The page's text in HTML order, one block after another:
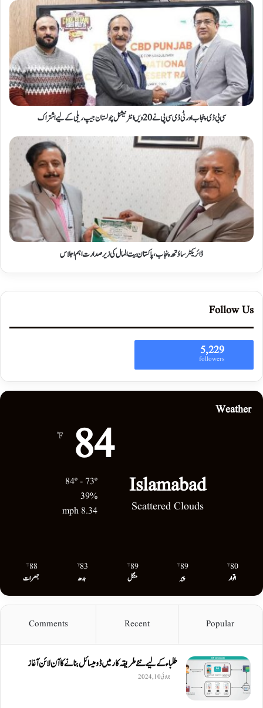
سی بی ڈی پنجاب اور ٹی ڈی سی پی نے 20ویں انٹرنیشنل چولستان جیپ ریلی کے لیے اشتراک
ڈائریکٹر ساؤتھ پنجاب، پاکستان بیت المال کی زیر صدارت اہم اجلاس
Follow Us
5,229
followers
Weather
Islamabad
Scattered Clouds
84
℉
39%
8.34 mph
80
℉
اتوار
89
℉
پیر
89
℉
منگل
83
℉
بدھ
88
℉
جمعرات
Popular
Recent
Comments
طلباء کے لیے نئے طریقہ کار میں ڈومیسائل بنانے کا آن لائن آغاز
جولائی 10, 2024